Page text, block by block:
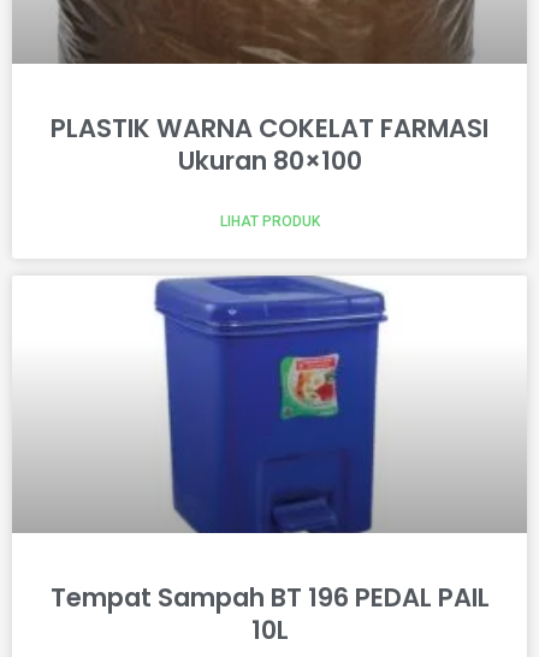
PLASTIK WARNA COKELAT FARMASI
Ukuran 80×100
LIHAT PRODUK
Tempat Sampah BT 196 PEDAL PAIL
10L